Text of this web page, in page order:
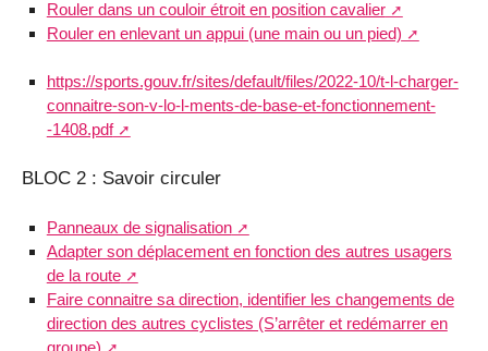
Rouler dans un couloir étroit en position cavalier
Rouler en enlevant un appui (une main ou un pied)
https://sports.gouv.fr/sites/default/files/2022-10/t-l-charger-
connaitre-son-v-lo-l-ments-de-base-et-fonctionnement-
-1408.pdf
BLOC 2 : Savoir circuler
Panneaux de signalisation
Adapter son déplacement en fonction des autres usagers
de la route
Faire connaitre sa direction, identifier les changements de
direction des autres cyclistes (S’arrêter et redémarrer en
groupe)